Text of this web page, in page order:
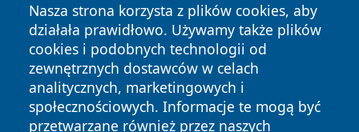
Nasza strona korzysta z plików cookies, aby
działała prawidłowo. Używamy także plików
cookies i podobnych technologii od
zewnętrznych dostawców w celach
analitycznych, marketingowych i
społecznościowych. Informacje te mogą być
przetwarzane również przez naszych
Copyright © 2026 wiadomosciolsztyn.pl Wszystkie prawa